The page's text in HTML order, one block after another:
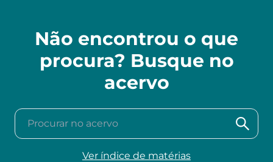
Não encontrou o que
procura? Busque no
acervo
Procurar no acervo
Ver índice de matérias